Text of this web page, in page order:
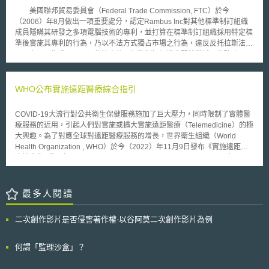
境或人文特色及先進設備的投資條件，以促進經濟發展與地方產業結構的融
合。該指引具體建議包括： 應考量到中小企業導入先進設備提高勞動生產
率後，影響當地就業人口需求，以及如何避免企業裁員的機制。 導入之先
進設備因運作所產生之噪音、光害、排放污染等環境問題；以及導入之設備
是否影響到當地居民生活作息而有侵害公共秩序之虞。 考量到財產稅為地
方稅之稅源，應避免過度減免而導致地方財政虧損。
(National Telecommunications and Information Administration, NTIA)稍早
已經發出80萬張折價券，但僅有不到一半的折價券被使用，至於尚未被使用
的折價券亦已逾期而無法使用。 除機上盒的準備外，隨著訊號數位
化，無線電視台的訊號強度及受干擾程度也將有所改變，故無線電視台需調
整電台或天線的位置，以避免部分地區民眾在數位化後無法收看清晰的影
擾，但截至目前為止，仍有部分電視台受限於經費問題而尚未有所因應。
美國聯邦貿易委員會（Federal Trade Commission, FTC）於今
（2006）年8月做出一項重要處分，認定Rambus Inc對其他標準制訂組織
成員隱瞞其研發之多項電腦技術的專利，並打算在標準制訂組織採用特定標
準後實施其專利的行為，乃以不法方式獨占市場之行為，違反反托拉斯法。
Rambus案情形發生的事前因應之道，例如已推動電腦系統互連標準的電腦
諾，階段性釋出其專利及專利申請的資訊，包括其所設定的最高權利金費率
此等專利的權利金費率或授權條件私下協商。由於有認為這種作法可能會被
認為是破壞市場競爭秩序的杯葛行為，故VITA乃向美國司法部反托拉斯局徵
詢其意見。 2006年10月30日，美國司法部反托拉斯局（Antitrust
Division of the Department of Justice）提出一份商業檢視信函（business
review letter, BRL），正式對此問題提出看法。司法部反托拉斯局在BRL中
條款的事前揭露可避免標準制訂可能因為事後過高的授權金，導致其導入或
取代既有技術之時程被拖延。
WHO公布實施遠距醫療綜合指引
COVID-19大流行對公共衛生保健服務施加了巨大壓力，同時限制了實體醫
療服務的近用，引起人們對實施或擴大實施遠距醫療（Telemedicine）的極
大興趣。為了對應全球對遠距醫療服務的增長，世界衛生組織（World
Health Organization , WHO）於今（2022）年11月9日發布《實施遠距醫
幫助政策制定者、決策者與實行者設計與監管遠距醫療之實施。 遠距醫
大醫療服務覆蓋範圍之潛力。遠距醫療已證明的好處包含減少不必要的臨床
就診、提供更及時的醫護和擴大醫療服務的覆蓋率。 這份指引建議政策決
其詳細步驟重點如下： 階段一：評估情況 1.組建團隊，並確立目標：確定
目標：確定遠距醫療的服務計畫與其地理範圍。 3.對作業環境進行分析：對
最多人閱讀
二次創作影片是否侵害著作權-以谷阿莫二次創作影片為例
何謂「監理沙盒」？